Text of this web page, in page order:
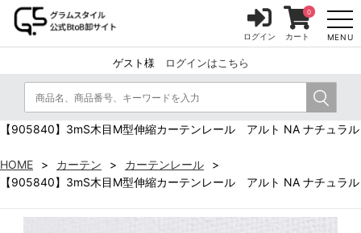
ゲスト様 ログインはこちら
MENU
ログイン カート
0
【905840】3mS木目M型伸縮カーテンレール アルト NA ナチュラル
HOME カーテン
カーテンレール
【905840】3mS木目M型伸縮カーテンレール アルト NA ナチュラル